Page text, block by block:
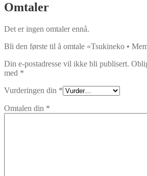
Omtaler
Det er ingen omtaler ennå.
Bli den første til å omtale «Tsukineko •
Din e-postadresse vil ikke bli publisert.
med *
Vurderingen din *
Omtalen din *